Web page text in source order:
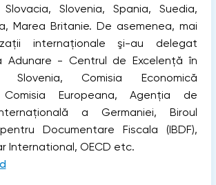
Slovenia, Spania, Suedia,
Marea Britanie. De asemenea, mai
internaţionale şi-au delegat
Adunare - Centrul de Excelenţă în
Comisia Economică
Comisia Europeana, Agenţia de
a Germaniei, Biroul
Documentare Fiscala (IBDF),
International, OECD etc.